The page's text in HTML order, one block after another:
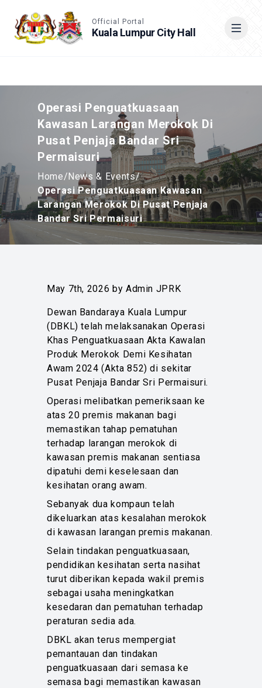
Official Portal
Kuala Lumpur City Hall
Operasi Penguatkuasaan
Kawasan Larangan Merokok Di
Pusat Penjaja Bandar Sri
Permaisuri
Home/News & Events/
Operasi Penguatkuasaan Kawasan
Larangan Merokok Di Pusat Penjaja
Bandar Sri Permaisuri
May 7th, 2026 by Admin JPRK
Dewan Bandaraya Kuala Lumpur
(DBKL) telah melaksanakan Operasi
Khas Penguatkuasaan Akta Kawalan
Produk Merokok Demi Kesihatan
Awam 2024 (Akta 852) di sekitar
Pusat Penjaja Bandar Sri Permaisuri.
Operasi melibatkan pemeriksaan ke
atas 20 premis makanan bagi
memastikan tahap pematuhan
terhadap larangan merokok di
kawasan premis makanan sentiasa
dipatuhi demi keselesaan dan
kesihatan orang awam.
Sebanyak dua kompaun telah
dikeluarkan atas kesalahan merokok
di kawasan larangan premis makanan.
Selain tindakan penguatkuasaan,
pendidikan kesihatan serta nasihat
turut diberikan kepada wakil premis
sebagai usaha meningkatkan
kesedaran dan pematuhan terhadap
peraturan sedia ada.
DBKL akan terus mempergiat
pemantauan dan tindakan
penguatkuasaan dari semasa ke
semasa bagi memastikan kawasan